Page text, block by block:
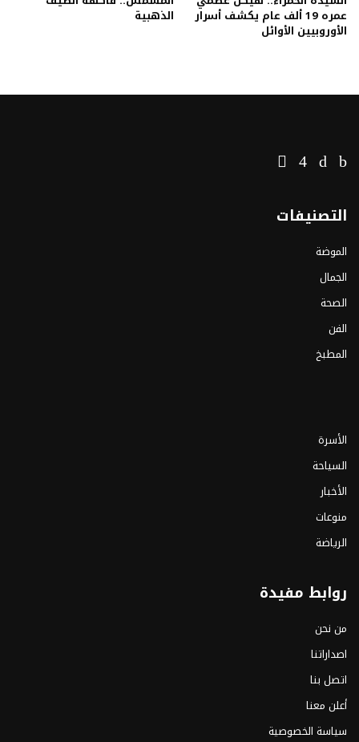
عمره 19 ألف عام يكشف أسرار
الأوروبيين الأوائل
الذهبية
التصنيفات
الموضة
الجمال
الصحة
الفن
المطبخ
الأسرة
السياحة
الأخبار
منوعات
الرياضة
روابط مفيدة
من نحن
اصداراتنا
اتصل بنا
أعلن معنا
سياسة الخصوصية